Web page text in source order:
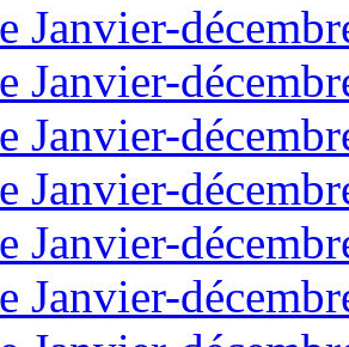
Janvier-
Janvier-
Janvier-
Janvier-
Janvier-
Janvier-